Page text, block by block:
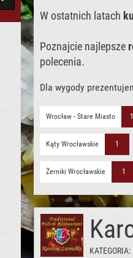
W ostatnich latach
Poznajcie najlepsze
polecenia.
Dla wygody
Wrocław - Stare Miasto
Kąty Wrocławskie 1
Żerniki Wrocławskie 1
KATEGORIA: